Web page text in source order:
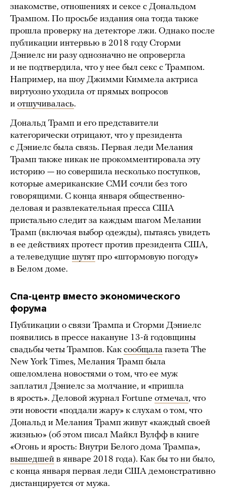
знакомстве, отношениях и сексе с Дональдом
Трампом. По просьбе издания она тогда также
прошла проверку на детекторе лжи. Однако после
публикации интервью в 2018 году Сторми
Дэниелс ни разу однозначно не опровергла
и не подтвердила, что у нее был секс с Трампом.
Например, на шоу Джимми Киммела актриса
виртуозно уходила от прямых вопросов
и отшучивалась.
Дональд Трамп и его представители
категорически отрицают, что у президента
с Дэниелс была связь. Первая леди Мелания
Трамп также никак не прокомментировала эту
историю — но совершила несколько поступков,
которые американские СМИ сочли без того
говорящими. С конца января общественно-
деловая и развлекательная пресса США
пристально следит за каждым шагом Мелании
Трамп (включая выбор одежды), пытаясь увидеть
в ее действиях протест против президента США,
а телеведущие шутят про «штормовую погоду»
в Белом доме.
Спа-центр вместо экономического
форума
Публикации о связи Трампа и Сторми Дэниелс
появились в прессе накануне 13-й годовщины
свадьбы четы Трампов. Как сообщала газета The
New York Times, Мелания Трамп была
ошеломлена новостями о том, что ее муж
заплатил Дэниелс за молчание, и «пришла
в ярость». Деловой журнал Fortune отмечал, что
эти новости «поддали жару» к слухам о том, что
Дональд и Мелания Трамп живут «каждый своей
жизнью» (об этом писал Майкл Вулфф в книге
«Огонь и ярость: Внутри Белого дома Трампа»,
вышедшей в январе 2018 года). Как бы то ни было,
с конца января первая леди США демонстративно
дистанцируется от мужа.